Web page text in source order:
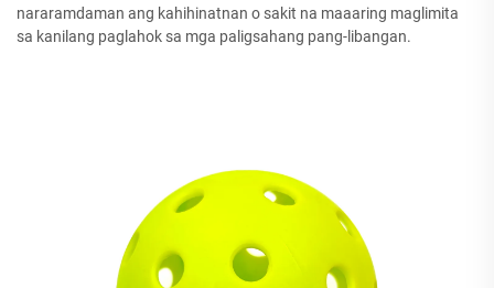
nararamdaman ang kahihinatnan o sakit na maaaring maglimita
sa kanilang paglahok sa mga paligsahang pang-libangan.